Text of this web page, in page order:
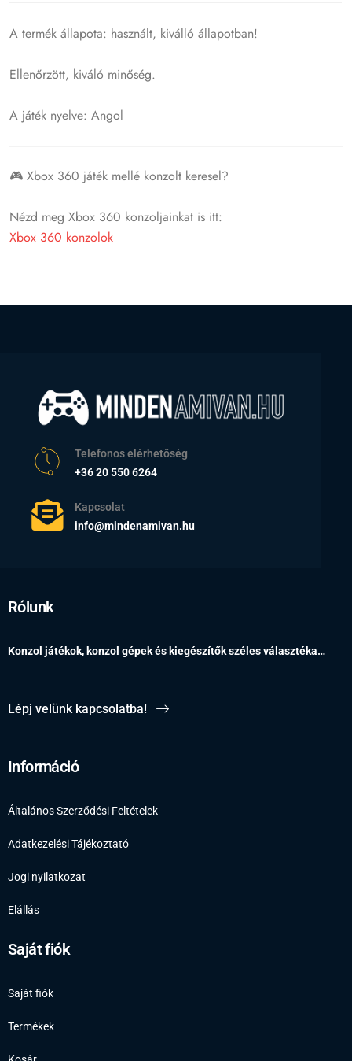
A termék állapota: használt, kiválló állapotban!
Ellenőrzött, kiváló minőség.
A játék nyelve: Angol
🎮 Xbox 360 játék mellé konzolt keresel?
Nézd meg Xbox 360 konzoljainkat is itt:
Xbox 360 konzolok
Telefonos elérhetőség
+36 20 550 6264
Kapcsolat
info@mindenamivan.hu
Rólunk
Konzol játékok, konzol gépek és kiegészítők széles választéka…
Lépj velünk kapcsolatba!
Információ
Általános Szerződési Feltételek
Adatkezelési Tájékoztató
Jogi nyilatkozat
Elállás
Saját fiók
Saját fiók
Termékek